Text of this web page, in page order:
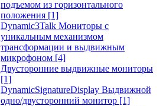
подъемом из горизонтального
положения [1]
Dynamic3Talk Мониторы с
уникальным механизмом
трансформации и выдвижным
микрофоном [4]
Двусторонние выдвижные мониторы
[1]
DynamicSignatureDisplay Выдвижной
одно/двусторонний монитор [1]